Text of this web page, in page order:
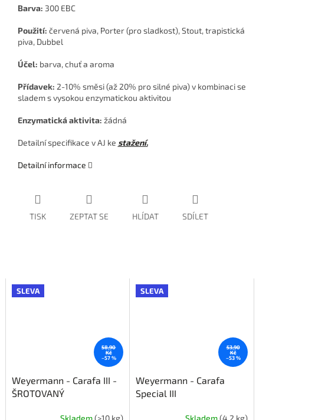
Barva: 300 EBC
Použití: červená piva, Porter (pro sladkost), Stout, trapistická
piva, Dubbel
Účel: barva, chuť a aroma
Přídavek: 2-10% směsi (až 20% pro silné piva)v kombinaci se
sladem s vysokou enzymatickou aktivitou
Enzymatická aktivita: žádná
Detailní specifikace v AJ ke stažení.
Detailní informace
TISK ZEPTAT SE HLÍDAT SDÍLET
SLEVA
58,90
Kč
–57 %
Weyermann - Carafa III -
ŠROTOVANÝ
Skladem(>10 kg)
SLEVA
53,90
Kč
–53 %
Weyermann - Carafa
Special III
Skladem(4,2 kg)